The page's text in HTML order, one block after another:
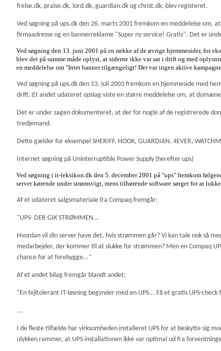
frelse.dk, praise.dk, lord.dk, guardian.dk og christ.dk, blev registeret.
Ved søgning på ups.dk den 26. marts 2001 fremkom en meddelelse
firmaadresse og en bannerreklame "Super ny service! Gratis". Det er
Ved søgning den 13. juni 2001 på en række af de øvrige hjemmesider, for
blev det på samme måde oplyst, at siderne ikke var sat i drift og med
en meddelelse om "Intet banner tilgængeligt! Der var ingen aktive
Ved søgning på ups.dk den 13. juli 2003 fremkom en hjemmeside med
drift. Et andet udateret opslag viste en større meddelelse om, at
Det er under sagen dokumenteret, at der for nogle af de registrerede
tredjemand.
Dette gælder for eksempel SHERIFF, HOOK, GUARDIAN, 4EVER,
Internet søgning på Uninterruptible Power Supply (herefter ups)
Ved søgning i it-leksikon.dk den 5. december 2001 på "ups" fremkom
server kørende under strømsvigt, mens tilhørende software sørger for at
Af et udateret salgsmateriale fra Compaq fremgår:
"UPS- DER GIK STRØMMEN...
Hvordan vil din server have det, hvis strømmen går? Vi kan tale nok så
medarbejder, der kommer til at slukke for strømmen? Men en Compaq
chance for at forebygge..."
Af et andet bilag fremgår blandt andet:
"En fejltolerant IT-løsning begynder med en UPS... Få et gratis UPS-
...
I de fleste tilfælde har virksomheden installeret UPS for at beskytte sig
ulykken rammer, at UPS installationen ikke var optimal ud fra